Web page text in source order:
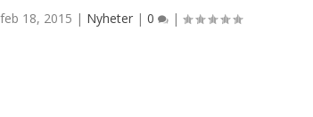
feb 18, 2015 | Nyheter |0 |